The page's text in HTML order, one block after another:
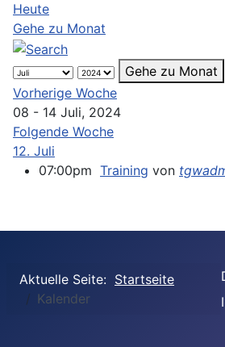
Heute
Gehe zu Monat
Gehe zu Monat
Vorherige Woche
08 - 14 Juli, 2024
Folgende Woche
12. Juli
07:00pm Training von
Aktuelle Seite: Startseite
Kalender